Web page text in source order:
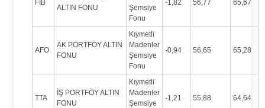
FIB
ALTIN FONU
Şemsiye
Fonu
-1,82 56,77 65,67
AFO
AK PORTFÖY ALTIN
FONU
Kıymetli
Madenler
Şemsiye
Fonu
-0,94 56,65 65,28
TTA
İŞ PORTFÖY ALTIN
FONU
Kıymetli
Madenler
Şemsiye
-1,21 55,88 64,64